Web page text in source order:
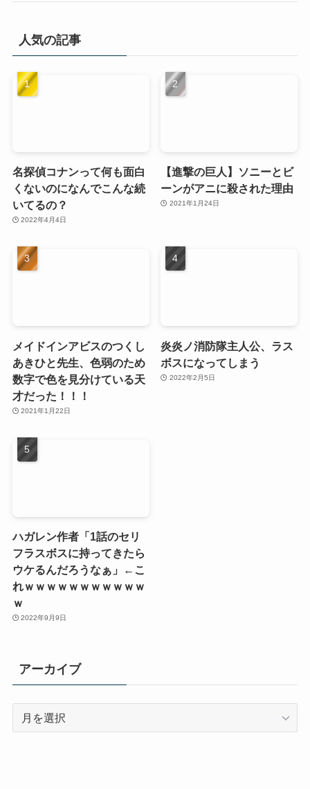
人気の記事
名探偵コナンって何も面白
くないのになんでこんな続
いてるの？
2022年4月4日
【進撃の巨人】ソニーとビ
ーンがアニに殺された理由
2021年1月24日
メイドインアビスのつくし
あきひと先生、色弱のため
数字で色を見分けている天
才だった！！！
2021年1月22日
炎炎ノ消防隊主人公、ラス
ボスになってしまう
2022年2月5日
ハガレン作者「1話のセリ
フラスボスに持ってきたら
ウケるんだろうなぁ」←こ
れｗｗｗｗｗｗｗｗｗｗｗ
ｗ
2022年9月9日
アーカイブ